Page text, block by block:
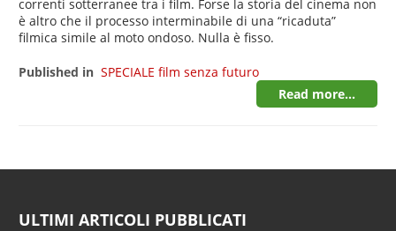
correnti sotterranee tra i film. Forse la storia del cinema non
è altro che il processo interminabile di una “ricaduta”
filmica simile al moto ondoso. Nulla è fisso.
Published in SPECIALE film senza futuro
Read more...
ULTIMI ARTICOLI PUBBLICATI